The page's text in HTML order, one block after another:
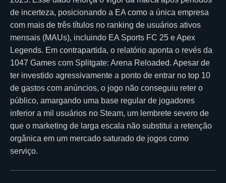
de incerteza, posicionando a EA como a única empresa
com mais de três títulos no ranking de usuários ativos
mensais (MAUs), incluindo EA Sports FC 25 e Apex
Legends. Em contrapartida, o relatório aponta o revés da
1047 Games com Splitgate: Arena Reloaded. Apesar de
ter investido agressivamente a ponto de entrar no top 10
de gastos com anúncios, o jogo não conseguiu reter o
público, amargando uma base regular de jogadores
inferior a mil usuários no Steam, um lembrete severo de
que o marketing de larga escala não substitui a retenção
orgânica em um mercado saturado de jogos como
serviço.